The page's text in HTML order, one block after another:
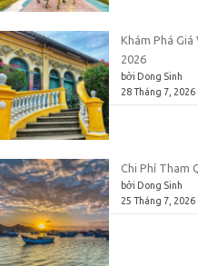
Khám Phá Giá
2026
bởi Dong Sinh
28 Tháng 7, 2026
Chi Phí Tham
bởi Dong Sinh
25 Tháng 7, 2026